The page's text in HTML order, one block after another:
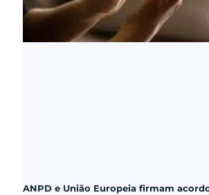
ANPD e União Europeia firmam